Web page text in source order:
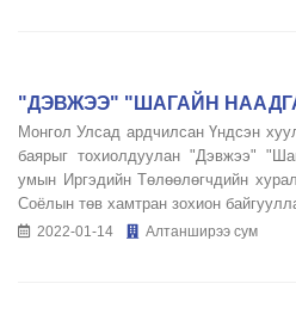
"ДЭВЖЭЭ" "ШАГАЙН
Монгол Улсад ардчилсан Үндсэн
баярыг тохиолдуулан "Дэвжээ"
умын Иргэдийн Төлөөлөгчдийн
Соёлын төв хамтран зохион
2022-01-14 Алтанширээ сум